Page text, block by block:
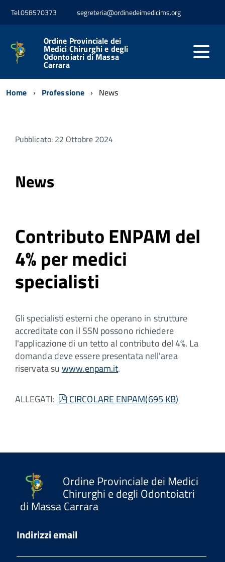
Tel.058570373 segreteria@ordinedeimedicims.org
Ordine Provinciale dei
Medici Chirurghi e degli
Odontoiatri di Massa
Carrara
Home Professione News
Pubblicato: 22 Ottobre 2024
News
Contributo ENPAM del
4% per medici
specialisti
Gli specialisti esterni che operano in strutture
accreditate con il SSN possono richiedere
l'applicazione di un tetto al contributo del 4%. La
domanda deve essere presentata nell'area
riservata suwww.enpam.it.
ALLEGATI: pdf
CIRCOLARE ENPAM(695 KB)
Ordine Provinciale dei Medici
Chirurghi e degli Odontoiatri
di Massa Carrara
Indirizzi email